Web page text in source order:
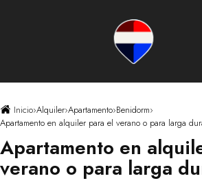
Inicio›Alquiler›Apartamento›Benidorm›
Apartamento en alquiler para el verano o para larga
Apartamento en
verano o para larga